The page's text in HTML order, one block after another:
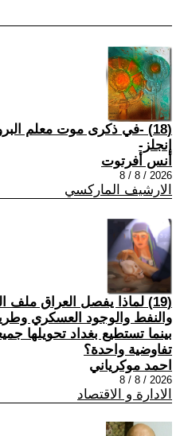
(18) -في ذكرى موت معلم
إنجلز-
أنس أفرتوت
2026 / 8 / 8
الارشيف الماركسي
(19) لماذا يفصل العراق ملف
والنفط والوجود العسكري
بينما تستطيع بغداد تحويلها
تفاوضية واحدة؟
احمد موكرياني
2026 / 8 / 8
الادارة و الاقتصاد